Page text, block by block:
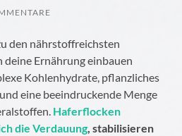
den nährstoffreichsten
deine Ernährung einbauen
Kohlenhydrate, pflanzliches
eine beeindruckende Menge
Haferflocken
die Verdauung, stabilisieren